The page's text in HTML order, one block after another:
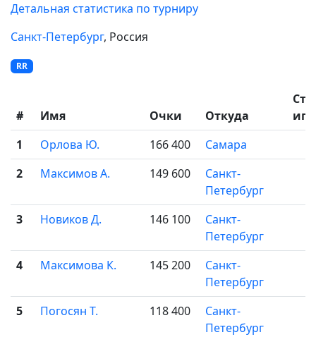
Детальная статистика по турниру
Санкт-Петербург, Россия
RR
# Имя Очки Откуда
1
Орлова Ю. 166 400
Самара
2
Максимов А. 149 600
Санкт-
Петербург
3
Новиков Д. 146 100
Санкт-
Петербург
4
Максимова К. 145 200
Санкт-
Петербург
5
Погосян Т. 118 400
Санкт-
Петербург